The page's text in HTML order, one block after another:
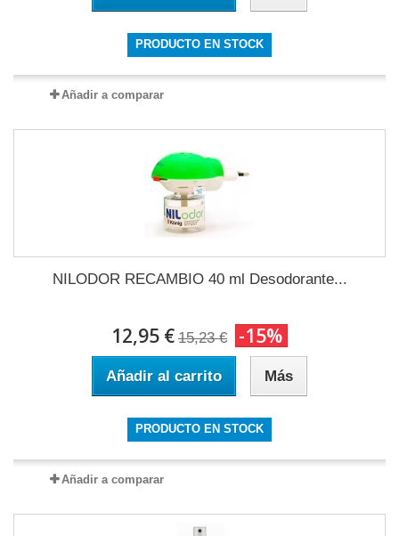
PRODUCTO EN STOCK
Añadir a comparar
NILODOR RECAMBIO 40 ml Desodorante...
12,95 € 15,23 € -15%
Añadir al carrito Más
PRODUCTO EN STOCK
Añadir a comparar